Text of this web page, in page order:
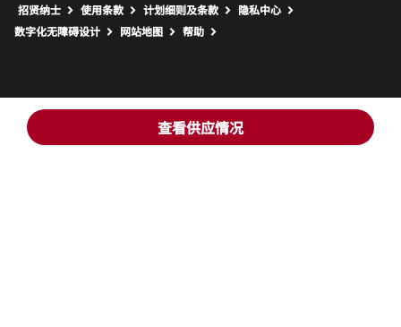
查看供应情况
招贤纳士 使用条款 计划细则及条款
隐私中心
数字化无障碍设计
网站地图 打开新窗口
帮助